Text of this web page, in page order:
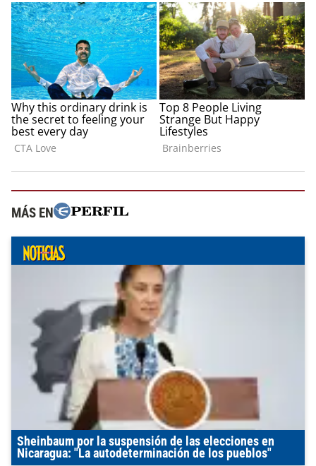
MÁS EN
Sheinbaum por la suspensión de las elecciones en
Nicaragua: "La autodeterminación de los pueblos"